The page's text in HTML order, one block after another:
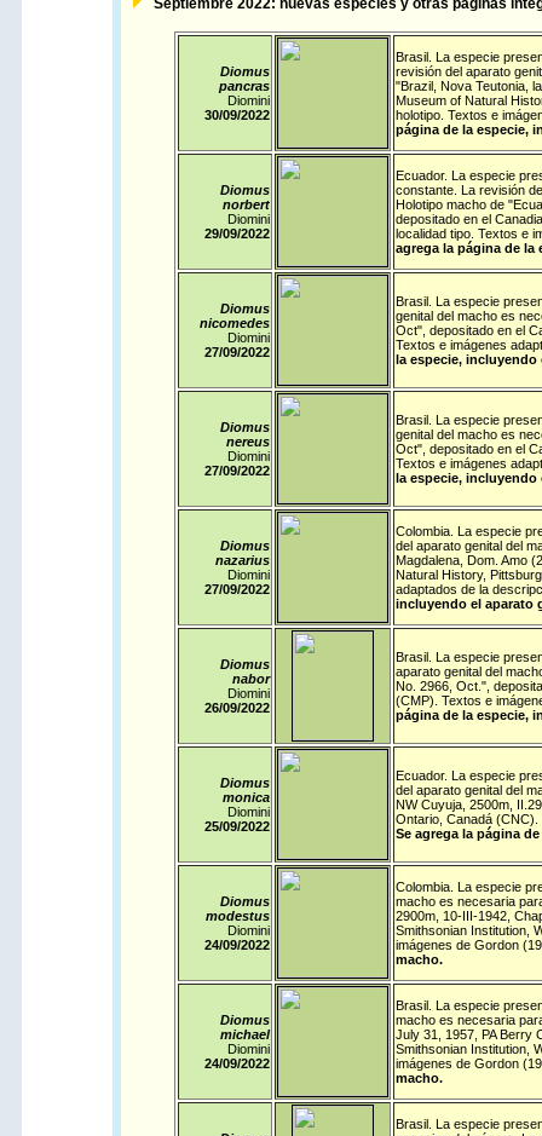
Septiembre 2022: nuevas especies y otras páginas
Diomus
pancras
Diomini
30/09/2022
Brasil. La especie
revisión del aparato
"Brazil, Nova Teutonia,
Museum of Natural
holotipo. Textos e
página de la especie,
Diomus
norbert
Diomini
29/09/2022
Ecuador. La especie
constante. La revisión
Holotipo macho de
depositado en el
localidad tipo. Textos e
agrega la página de la
Diomus
nicomedes
Diomini
27/09/2022
Brasil. La especie
genital del macho es
Oct", depositado en el
Textos e imágenes
la especie, incluyendo
Diomus
nereus
Diomini
27/09/2022
Brasil. La especie
genital del macho es
Oct", depositado en el
Textos e imágenes
la especie, incluyendo
Diomus
nazarius
Diomini
27/09/2022
Colombia. La especie
del aparato genital del
Magdalena, Dom. Amo
Natural History,
adaptados de la
incluyendo el aparato
Diomus
nabor
Diomini
26/09/2022
Brasil. La especie
aparato genital del
No. 2966, Oct.",
(CMP). Textos e
página de la especie,
Diomus
monica
Diomini
25/09/2022
Ecuador. La especie
del aparato genital del
NW Cuyuja, 2500m,
Ontario, Canadá
Se agrega la página
Diomus
modestus
Diomini
24/09/2022
Colombia. La especie
macho es necesaria
2900m, 10-III-1942,
Smithsonian Institution,
imágenes de Gordon
macho.
Diomus
michael
Diomini
24/09/2022
Brasil. La especie
macho es necesaria
July 31, 1957, PA Berry
Smithsonian Institution,
imágenes de Gordon
macho.
Brasil. La especie